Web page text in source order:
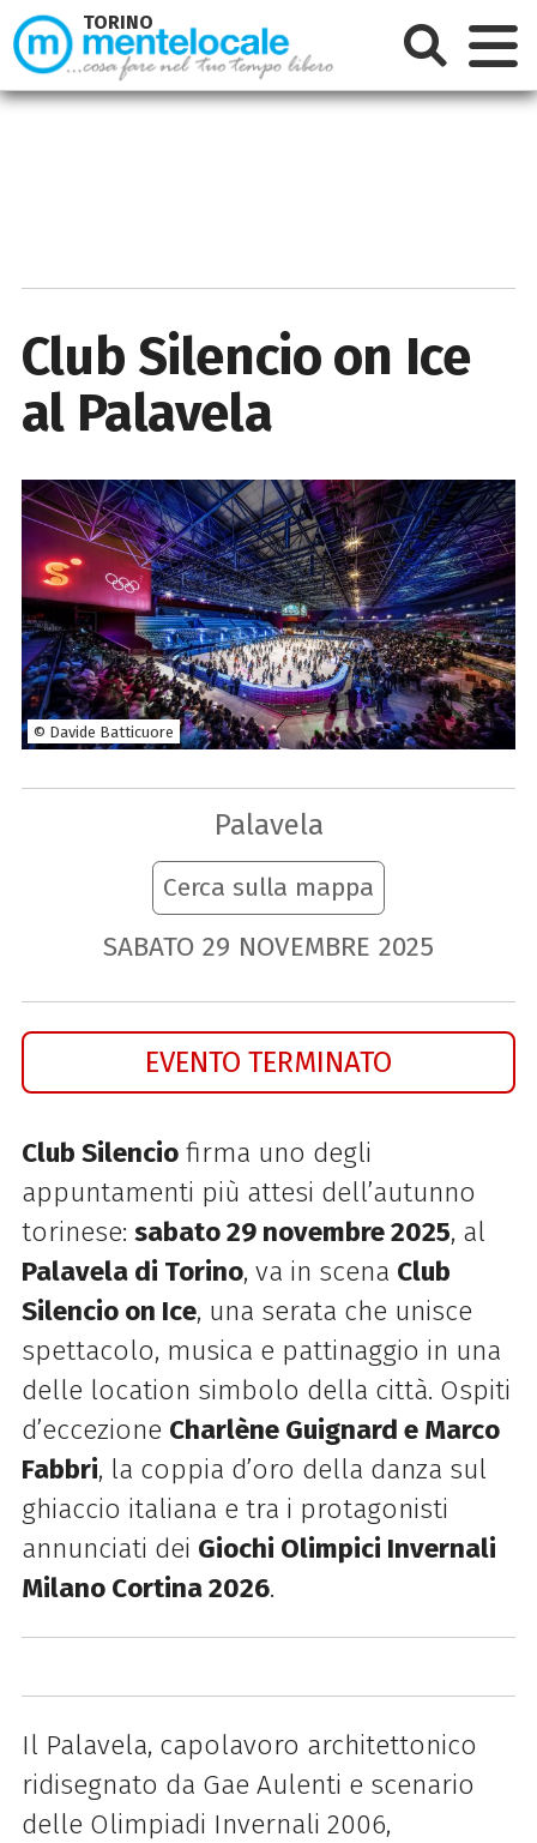
Club Silencio on Ice
al Palavela
© Davide Batticuore
Palavela
Cerca sulla mappa
SABATO 29 NOVEMBRE 2025
EVENTO TERMINATO
Club Silenciofirma uno degli
appuntamenti più attesi dell’autunno
torinese: sabato 29 novembre 2025, al
Palavela di Torino, va in scena Club
Silencio on Ice, una serata che unisce
spettacolo, musica e pattinaggio in una
delle location simbolo della città. Ospiti
d’eccezione Charlène Guignard e Marco
Fabbri, la coppia d’oro della danza sul
ghiaccio italiana e tra i protagonisti
annunciati dei Giochi Olimpici Invernali
Milano Cortina 2026.
Il Palavela, capolavoro architettonico
ridisegnato da Gae Aulenti e scenario
delle Olimpiadi Invernali 2006,
TORINO